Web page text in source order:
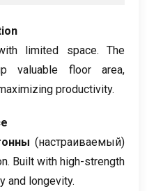
limited space. The
valuable floor area,
productivity.
(настраиваемый)
. Built with high-strength
and longevity.